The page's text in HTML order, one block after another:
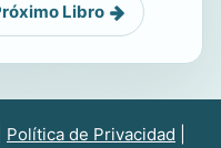
Libro
Política de Privacidad